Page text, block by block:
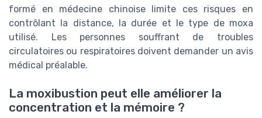
formé en médecine chinoise limite ces risques en
contrôlant la distance, la durée et le type de moxa
utilisé. Les personnes souffrant de troubles
circulatoires ou respiratoires doivent demander un avis
médical préalable.
La moxibustion peut elle améliorer la
concentration et la mémoire ?